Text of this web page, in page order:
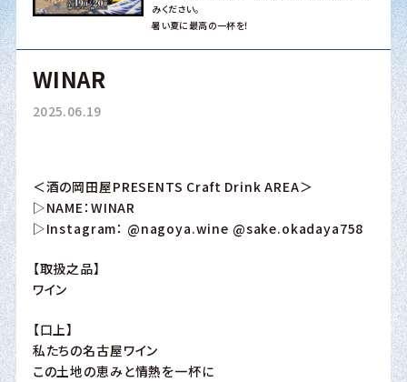
みください。
暑い夏に最高の一杯を！
WINAR
2025.06.19
＜酒の岡田屋PRESENTS Craft Drink AREA＞
▷NAME：WINAR
▷Instagram： @nagoya.wine @sake.okadaya758
【取扱之品】
ワイン
【口上】
私たちの名古屋ワイン
この土地の恵みと情熱を一杯に